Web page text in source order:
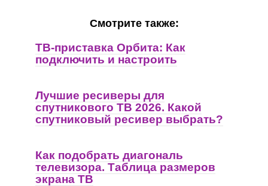
Смотрите также:
ТВ-приставка Орбита: Как
подключить и настроить
Лучшие ресиверы для
спутникового ТВ 2026. Какой
спутниковый ресивер выбрать?
Как подобрать диагональ
телевизора. Таблица размеров
экрана ТВ